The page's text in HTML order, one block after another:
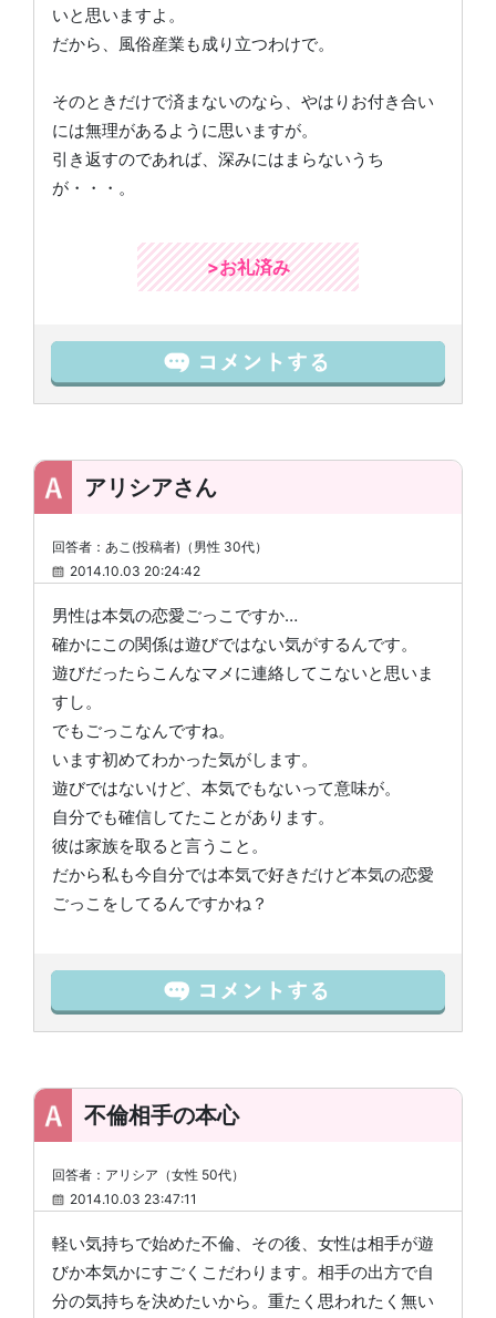
いと思いますよ。
だから、風俗産業も成り立つわけで。
そのときだけで済まないのなら、やはりお付き合い
には無理があるように思いますが。
引き返すのであれば、深みにはまらないうち
が・・・。
>お礼済み
アリシアさん
回答者：あこ(投稿者)（男性 30代）
2014.10.03 20:24:42
男性は本気の恋愛ごっこですか…
確かにこの関係は遊びではない気がするんです。
遊びだったらこんなマメに連絡してこないと思いま
すし。
でもごっこなんですね。
います初めてわかった気がします。
遊びではないけど、本気でもないって意味が。
自分でも確信してたことがあります。
彼は家族を取ると言うこと。
だから私も今自分では本気で好きだけど本気の恋愛
ごっこをしてるんですかね？
不倫相手の本心
回答者：アリシア（女性 50代）
2014.10.03 23:47:11
軽い気持ちで始めた不倫、その後、女性は相手が遊
びか本気かにすごくこだわります。相手の出方で自
分の気持ちを決めたいから。重たく思われたく無い